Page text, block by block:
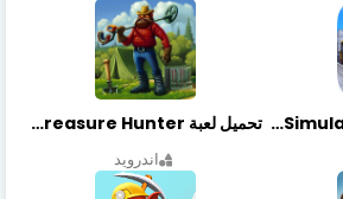
تحميل لعبة Bus Simulator PRO 2 مهكرة أخر إصدار تحميل لعبة Treasure Hunter مهكرة أخر إصدار
اندرويد